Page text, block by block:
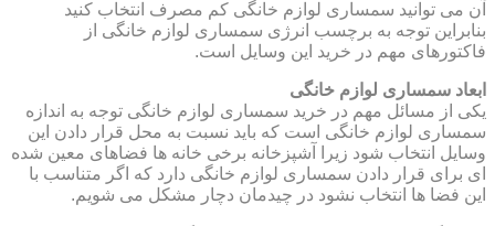
آن می توانید سمساری لوازم خانگی کم مصرف انتخاب کنید
بنابراین توجه به برچسب انرژی سمساری لوازم خانگی از
فاکتورهای مهم در خرید این وسایل است.
ابعاد سمساری لوازم خانگی
یکی از مسائل مهم در خرید سمساری لوازم خانگی توجه به اندازه
سمساری لوازم خانگی است که باید نسبت به محل قرار دادن این
وسایل انتخاب شود زیرا آشپزخانه برخی خانه ها فضاهای معین شده
ای برای قرار دادن سمساری لوازم خانگی دارد که اگر متناسب با
این فضا ها انتخاب نشود در چیدمان دچار مشکل می شویم.